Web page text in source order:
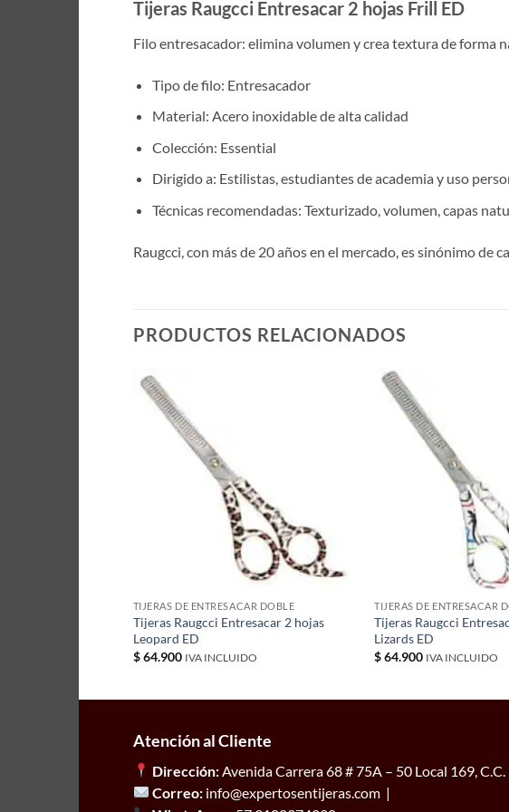
Tijeras Raugcci Entresacar 2 hojas Frill ED
Filo entresacador: elimina volumen y crea textura de forma
Tipo de filo: Entresacador
Material: Acero inoxidable de alta calidad
Colección: Essential
Dirigido a: Estilistas, estudiantes de academia y uso
Técnicas recomendadas: Texturizado, volumen, capas
Raugcci, con más de 20 años en el mercado, es sinónimo
PRODUCTOS RELACIONADOS
TIJERAS DE ENTRESACAR DOBLE
Tijeras Raugcci Entresacar 2 hojas
Leopard ED
$64.900 IVA INCLUIDO
TIJERAS DE ENTRESACAR
Tijeras Raugcci
Lizards ED
$64.900 IVA INCLUIDO
Atención al Cliente
Dirección: Avenida Carrera 68 # 75A – 50 Local 169,
Correo: info@expertosentijeras.com |